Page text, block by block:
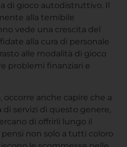
di gioco autodistruttivo. Il
alla temibile
vede una crescita del
alla cura di personale
alle modalità di gioco
problemi finanziari e
occorre anche capire che a
servizi di questo genere,
di offrirli lungo il
non solo a tutti coloro